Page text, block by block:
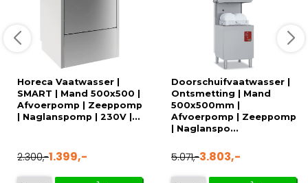
Horeca Vaatwasser |
SMART | Mand 500x500 |
Afvoerpomp | Zeeppomp
| Naglanspomp | 230V |...
2.300,-1.399,-
Doorschuifvaatwasser |
Ontsmetting | Mand
500x500mm |
Afvoerpomp | Zeeppomp
| Naglanspo...
5.071,-3.803,-